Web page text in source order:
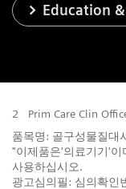
Education
2
Prim Care Clin
품목명: 골구성물질대
"이제품은'의료기기'이
사용하십시오.
광고심의필: 심의확인